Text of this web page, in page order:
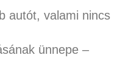
autót, valami nincs
ünnepe –